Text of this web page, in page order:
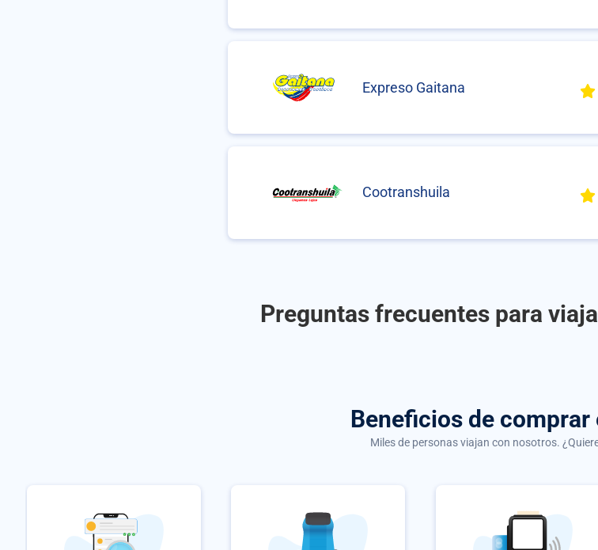
Expreso Gaitana
Cootranshuila
Preguntas frecuentes para
Beneficios de comprar
Miles de personas viajan con nosotros.